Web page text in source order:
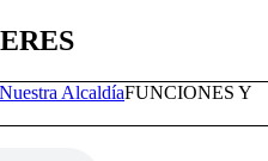
Nuestra AlcaldíaFUNCIONES Y